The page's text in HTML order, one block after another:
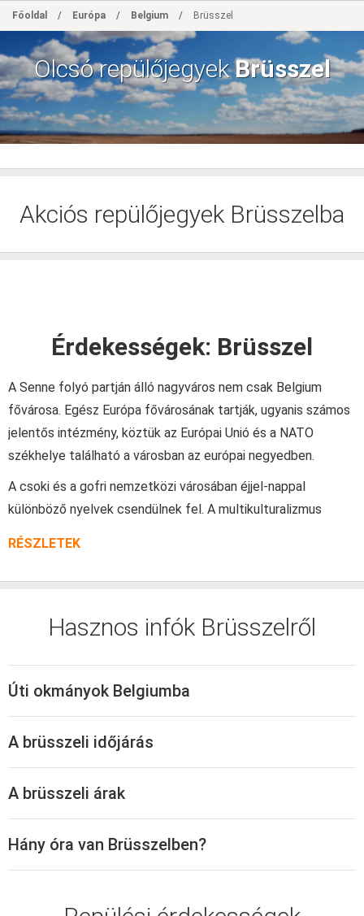
Skip
content
Főoldal / Európa / Belgium / Brüsszel
Olcsó repülőjegyekBrüsszel
Akciós repülőjegyek Brüsszelba
Érdekességek: Brüsszel
A Senne folyó partján álló nagyváros nem csak Belgium
fővárosa. Egész Európa fővárosának tartják, ugyanis számos
jelentős intézmény, köztük az Európai Unió és a NATO
székhelye található a városban az európai negyedben.
A csoki és a gofri nemzetközi városában éjjel-nappal
különböző nyelvek csendülnek fel. A multikulturalizmus
Brüsszel legfőbb jellemzője.
van szó. Ebben Brüsszel diktálja a trendet az egész világon.
szuper bevásárlóhelyeit, és olyan koktélt kapunk, ami
brüsszeli Charleroi repülőtérre a
a Brussels National Airportra.
RÉSZLETEK
Hasznos infók Brüsszelről
Úti okmányok Belgiumba
A brüsszeli időjárás
A brüsszeli árak
Hány óra van Brüsszelben?